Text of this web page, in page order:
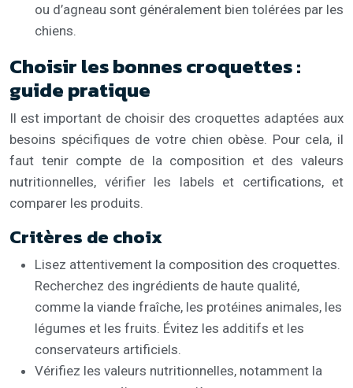
ou d’agneau sont généralement bien tolérées par les
chiens.
Choisir les bonnes croquettes :
guide pratique
Il est important de choisir des croquettes adaptées aux
besoins spécifiques de votre chien obèse. Pour cela, il
faut tenir compte de la composition et des valeurs
nutritionnelles, vérifier les labels et certifications, et
comparer les produits.
Critères de choix
Lisez attentivement la composition des croquettes.
Recherchez des ingrédients de haute qualité,
comme la viande fraîche, les protéines animales, les
légumes et les fruits. Évitez les additifs et les
conservateurs artificiels.
Vérifiez les valeurs nutritionnelles, notamment la